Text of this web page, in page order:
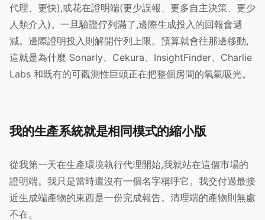
代理、更快),或花在證明端(更少誤報、更多自主決策、更少
人類介入)。一旦驗證佇列滿了,邊際生成投入的回報會遞
減。邊際證明投入則解開佇列上限。預算就會往那邊移動,
這就是為什麼 Sonarly、Cekura、InsightFinder、Charlie
Labs 和既有的可觀測性巨頭正在把整個房間的氧氣吸光。
我的生產系統就是相同模式的縮小版
從我第一天在生產環境執行代理開始,我就站在這個市場的
證明端。我只是當時還沒有一個名字稱呼它。我交付過最接
近生成端產物的東西是一份完成報告。清理端的產物則無處
不在。